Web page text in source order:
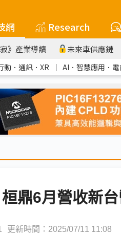
網 Research
》產業導讀 未來車供應鏈
動．通訊．XR ｜ AI．智慧應用．
鼎6月營收新台
更新時間：2025/07/11 11:08